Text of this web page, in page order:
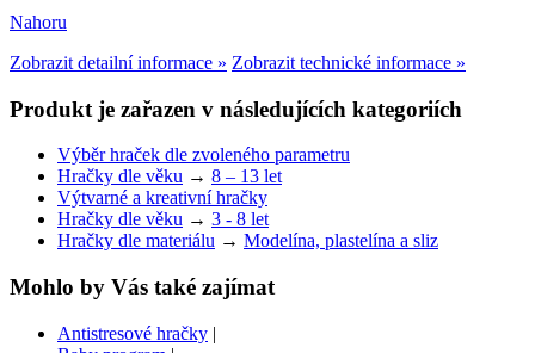
Nahoru
Zobrazit detailní informace » Zobrazit technické informace »
Produkt je zařazen v následujících kategoriích
Výběr hraček dle zvoleného parametru
Hračky dle věku → 8 – 13 let
Výtvarné a kreativní hračky
Hračky dle věku → 3 - 8 let
Hračky dle materiálu → Modelína, plastelína a sliz
Mohlo by Vás také zajímat
Antistresové hračky |